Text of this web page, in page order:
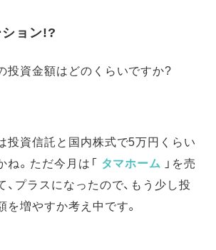
ョン!?
投資金額はどのくらいですか?
投資信託と国内株式で5万円くらい
ね。ただ今月は「 タマホーム 」を売
、プラスになったので、もう少し投
を増やすか考え中です。